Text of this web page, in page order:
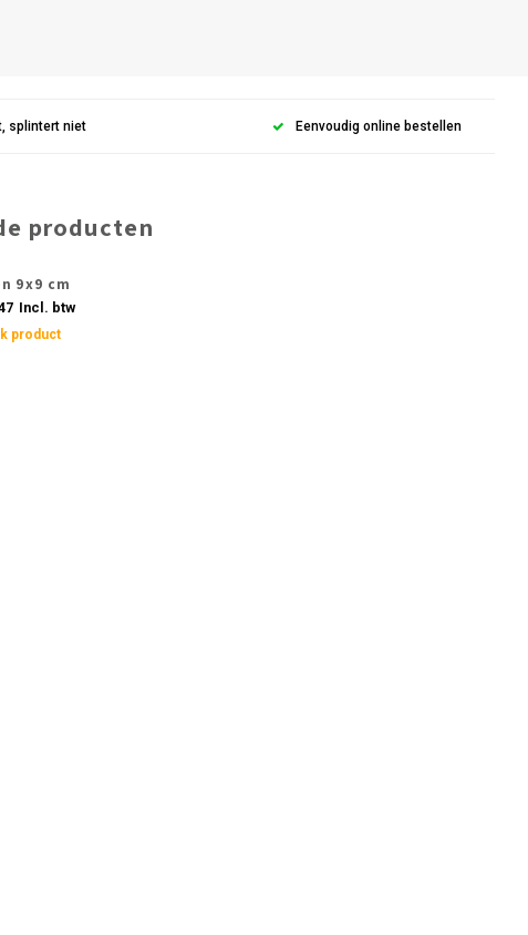
splintert niet Eenvoudig online bestellen
producten
9x9 cm
Incl. btw
product